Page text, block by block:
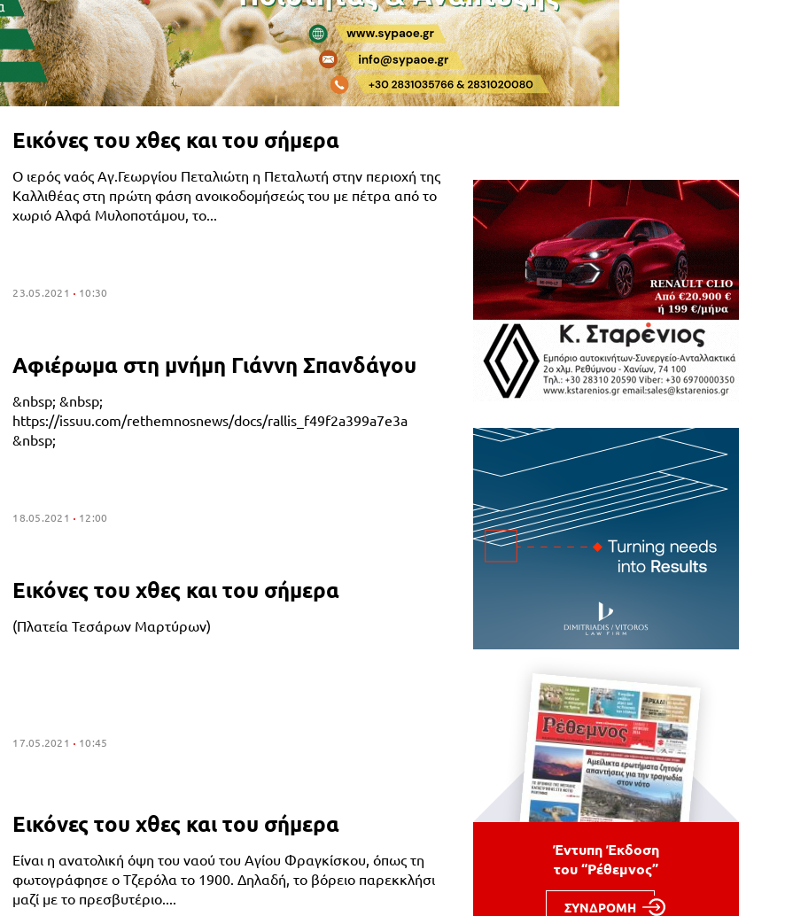
Εικόνες του χθες και του σήμερα
Ο ιερός ναός Αγ.Γεωργίου Πεταλιώτη η Πεταλωτή στην περιοχή της
Καλλιθέας στη πρώτη φάση ανοικοδομήσεώς του με πέτρα από το
χωριό Αλφά Μυλοποτάμου, το...
23.05.2021 10:30
Αφιέρωμα στη μνήμη Γιάννη Σπανδάγου
&nbsp; &nbsp;
https://issuu.com/rethemnosnews/docs/rallis_f49f2a399a7e3a
&nbsp;
18.05.2021 12:00
Εικόνες του χθες και του σήμερα
(Πλατεία Τεσάρων Μαρτύρων)
17.05.2021 10:45
Εικόνες του χθες και του σήμερα
Είναι η ανατολική όψη του ναού του Αγίου Φραγκίσκου, όπως τη
φωτογράφησε ο Τζερόλα το 1900. Δηλαδή, το βόρειο παρεκκλήσι
μαζί με το πρεσβυτέριο....
Έντυπη Έκδοση
του “Ρέθεμνος”
ΣΥΝΔΡΟΜΗ